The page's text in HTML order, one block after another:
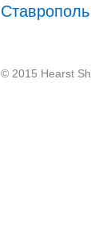
Ставрополь
© 2015 Hearst